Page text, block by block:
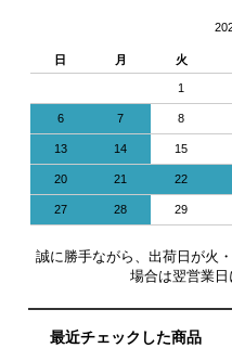
日 月 火
1
6 7 8
13 14 15
20 21 22
27 28 29
誠に勝手ながら、出荷日が火
場合は翌営業日
最近チェックした商品